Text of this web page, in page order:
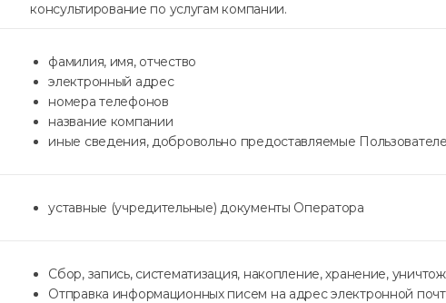
консультирование по услугам компании.
фамилия, имя, отчество
электронный адрес
номера телефонов
название компании
иные сведения, добровольно предоставляемые
уставные (учредительные) документы Оператора
Сбор, запись, систематизация, накопление, хранение,
Отправка информационных писем на адрес электронной